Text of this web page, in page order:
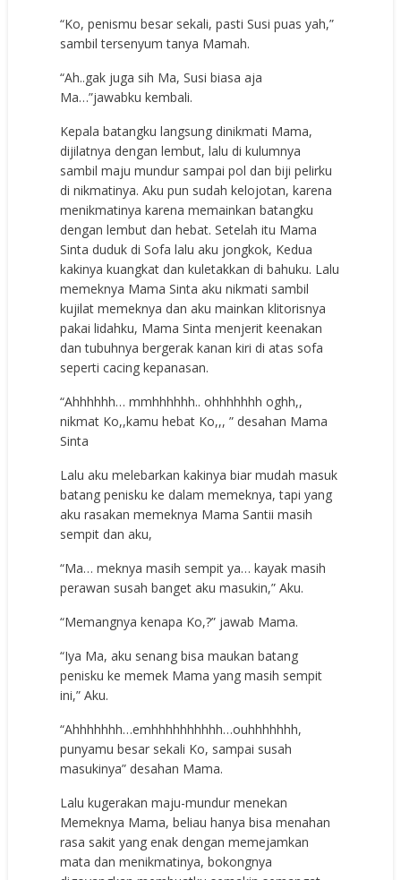
“Ko, penismu besar sekali, pasti Susi puas yah,”
sambil tersenyum tanya Mamah.
“Ah..gak juga sih Ma, Susi biasa aja
Ma…”jawabku kembali.
Kepala batangku langsung dinikmati Mama,
dijilatnya dengan lembut, lalu di kulumnya
sambil maju mundur sampai pol dan biji pelirku
di nikmatinya. Aku pun sudah kelojotan, karena
menikmatinya karena memainkan batangku
dengan lembut dan hebat. Setelah itu Mama
Sinta duduk di Sofa lalu aku jongkok, Kedua
kakinya kuangkat dan kuletakkan di bahuku. Lalu
memeknya Mama Sinta aku nikmati sambil
kujilat memeknya dan aku mainkan klitorisnya
pakai lidahku, Mama Sinta menjerit keenakan
dan tubuhnya bergerak kanan kiri di atas sofa
seperti cacing kepanasan.
“Ahhhhhh… mmhhhhhh.. ohhhhhhh oghh,,
nikmat Ko,,kamu hebat Ko,,, ” desahan Mama
Sinta
Lalu aku melebarkan kakinya biar mudah masuk
batang penisku ke dalam memeknya, tapi yang
aku rasakan memeknya Mama Santii masih
sempit dan aku,
“Ma… meknya masih sempit ya… kayak masih
perawan susah banget aku masukin,” Aku.
“Memangnya kenapa Ko,?” jawab Mama.
“Iya Ma, aku senang bisa maukan batang
penisku ke memek Mama yang masih sempit
ini,” Aku.
“Ahhhhhhh…emhhhhhhhhhh…ouhhhhhhh,
punyamu besar sekali Ko, sampai susah
masukinya” desahan Mama.
Lalu kugerakan maju-mundur menekan
Memeknya Mama, beliau hanya bisa menahan
rasa sakit yang enak dengan memejamkan
mata dan menikmatinya, bokongnya